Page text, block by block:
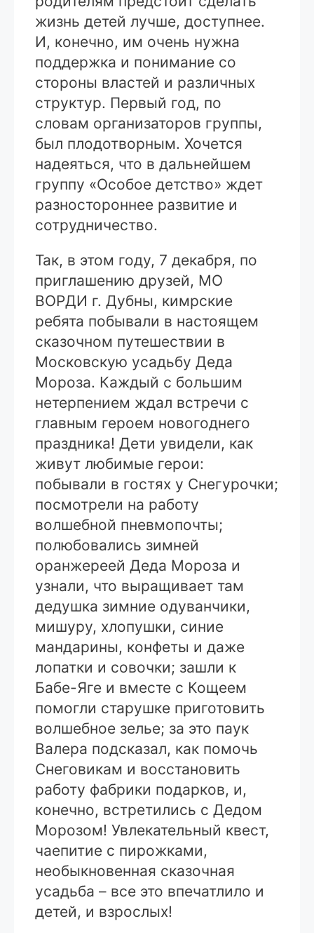
жизнь детей лучше, доступнее.
И, конечно, им очень нужна
поддержка и понимание со
стороны властей и различных
структур. Первый год, по
словам организаторов группы,
был плодотворным. Хочется
надеяться, что в дальнейшем
группу «Особое детство» ждет
разностороннее развитие и
сотрудничество.
Так, в этом году, 7 декабря, по
приглашению друзей, МО
ВОРДИ г. Дубны, кимрские
ребята побывали в настоящем
сказочном путешествии в
Московскую усадьбу Деда
Мороза. Каждый с большим
нетерпением ждал встречи с
главным героем новогоднего
праздника! Дети увидели, как
живут любимые герои:
побывали в гостях у Снегурочки;
посмотрели на работу
волшебной пневмопочты;
полюбовались зимней
оранжереей Деда Мороза и
узнали, что выращивает там
дедушка зимние одуванчики,
мишуру, хлопушки, синие
мандарины, конфеты и даже
лопатки и совочки; зашли к
Бабе-Яге и вместе с Кощеем
помогли старушке приготовить
волшебное зелье; за это паук
Валера подсказал, как помочь
Снеговикам и восстановить
работу фабрики подарков, и,
конечно, встретились с Дедом
Морозом! Увлекательный квест,
чаепитие с пирожками,
необыкновенная сказочная
усадьба – все это впечатлило и
детей, и взрослых!